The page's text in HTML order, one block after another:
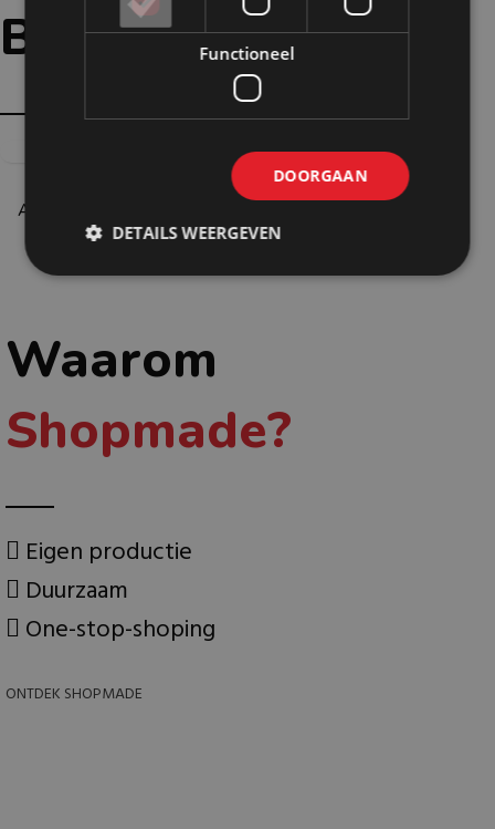
Bijpassendeopties:
ALUMINIUM PROFIELEN
209 producten
Waarom
Shopmade?
Eigen productie
Duurzaam
One-stop-shoping
ONTDEK SHOPMADE
Functioneel
DOORGAAN
DETAILS WEERGEVEN